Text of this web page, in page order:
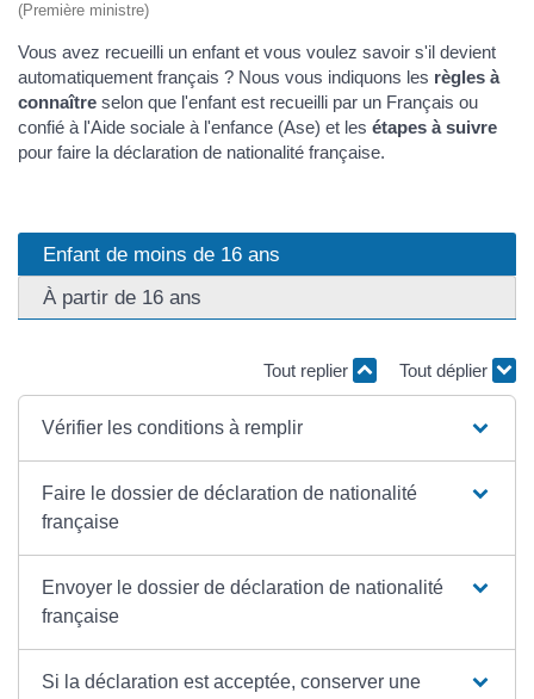
(Première ministre)
Vous avez recueilli un enfant et vous voulez savoir s'il devient
automatiquement français ? Nous vous indiquons les règles à
connaître selon que l'enfant est recueilli par un Français ou
confié à l'Aide sociale à l'enfance (Ase) et les étapes à suivre
pour faire la déclaration de nationalité française.
Enfant de moins de 16 ans
À partir de 16 ans
Tout replier Tout déplier
Vérifier les conditions à remplir
Faire le dossier de déclaration de nationalité
française
Envoyer le dossier de déclaration de nationalité
française
Si la déclaration est acceptée, conserver une